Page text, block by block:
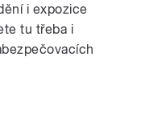
i expozice
tu třeba i